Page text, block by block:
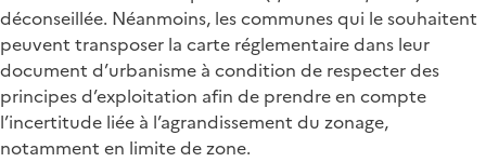
déconseillée. Néanmoins, les communes qui le souhaitent
peuvent transposer la carte réglementaire dans leur
document d’urbanisme à condition de respecter des
principes d’exploitation afin de prendre en compte
l’incertitude liée à l’agrandissement du zonage,
notamment en limite de zone.